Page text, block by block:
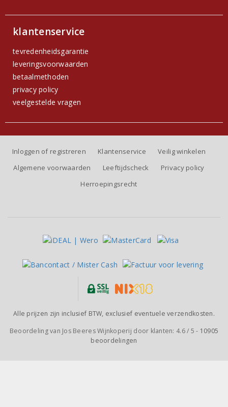
klantenservice
tevredenheidsgarantie
leveringsvoorwaarden
betaalmethoden
privacy policy
veelgestelde vragen
Inloggen of registreren Klantenservice
Veilig winkelen
Algemene voorwaarden
Leeftijdscheck
Privacy policy
Herroepingsrecht
Alle prijzen zijn inclusief BTW, exclusief eventuele verzendkosten.
Beoordeling van Jos Beeres Wijnkoperij door klanten: 4.6/ 5 - 10905
beoordelingen